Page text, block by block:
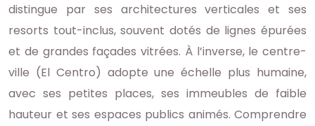
distingue par ses architectures verticales et ses
resorts tout-inclus, souvent dotés de lignes épurées
et de grandes façades vitrées. À l’inverse, le centre-
ville (El Centro) adopte une échelle plus humaine,
avec ses petites places, ses immeubles de faible
hauteur et ses espaces publics animés. Comprendre